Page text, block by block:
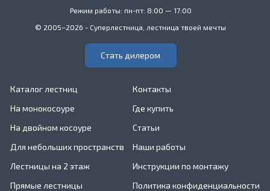
Режим работы: пн-пт: 8:00 — 17:00
© 2005–2026 - Суперлестница, лестница твоей мечты
Стать дилером
Каталог лестниц
На монокосоуре
На двойном косоуре
Для небольших пространств
Лестницы на 2 этаж
Прямые лестницы
Контакты
Где купить
Статьи
Наши работы
Инструкции по монтажу
Политика конфиденциальности